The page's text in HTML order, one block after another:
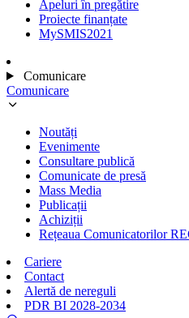
Apeluri în pregătire
Proiecte finanțate
MySMIS2021
Comunicare
Comunicare
Noutăți
Evenimente
Consultare publică
Comunicate de presă
Mass Media
Publicații
Achiziții
Rețeaua Comunicatorilor
Cariere
Contact
Alertă de nereguli
PDR BI 2028-2034